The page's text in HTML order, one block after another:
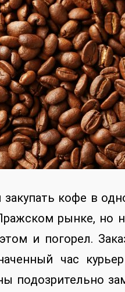
кофе в
рынке, но
и погорел.
час
подозрительно